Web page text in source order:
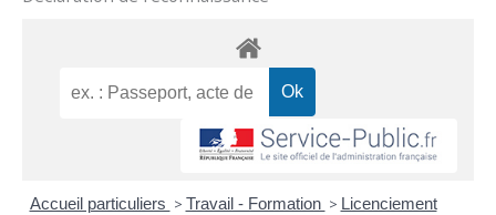
Accueil particuliers > Travail - Formation > Licenciement